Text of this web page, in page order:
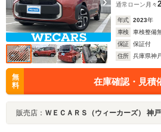
通常ローン 月々
年式 2023年
車検
車検整備
保証
保証付
住所
兵庫県神
無
料
在庫確認・見積
販売店： ＷＥＣＡＲＳ（ウィーカーズ） 神